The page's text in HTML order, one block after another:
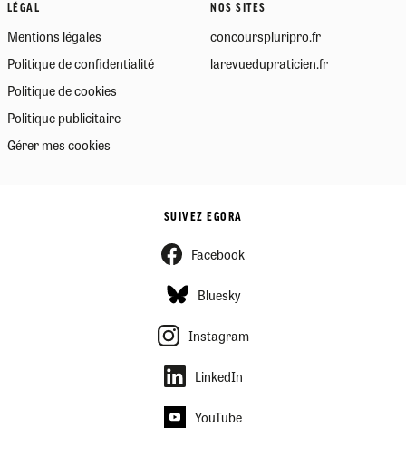
LÉGAL
Mentions légales
Politique de confidentialité
Politique de cookies
Politique publicitaire
Gérer mes cookies
NOS SITES
concourspluripro.fr
larevuedupraticien.fr
SUIVEZ EGORA
Facebook
Bluesky
Instagram
LinkedIn
YouTube